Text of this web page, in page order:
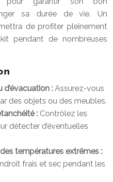
sa durée de vie. Un
de profiter pleinement
pendant de nombreuses
: Assurez-vous
des objets ou des meubles.
: Contrôlez les
détecter d’éventuelles
températures extrêmes :
frais et sec pendant les